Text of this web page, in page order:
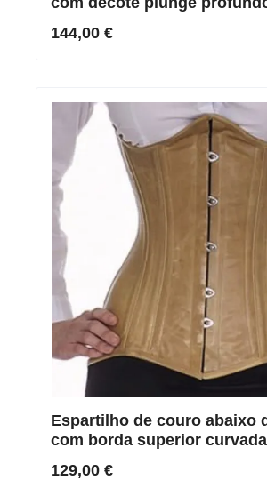
144,00 €
Espartilho de couro abaixo
com borda superior
129,00 €